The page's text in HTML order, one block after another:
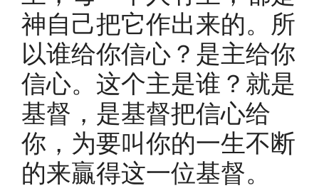
神自己把它作出来的。所
以谁给你信心？是主给你
信心。这个主是谁？就是
基督，是基督把信心给
你，为要叫你的一生不断
的来贏得这一位基督。